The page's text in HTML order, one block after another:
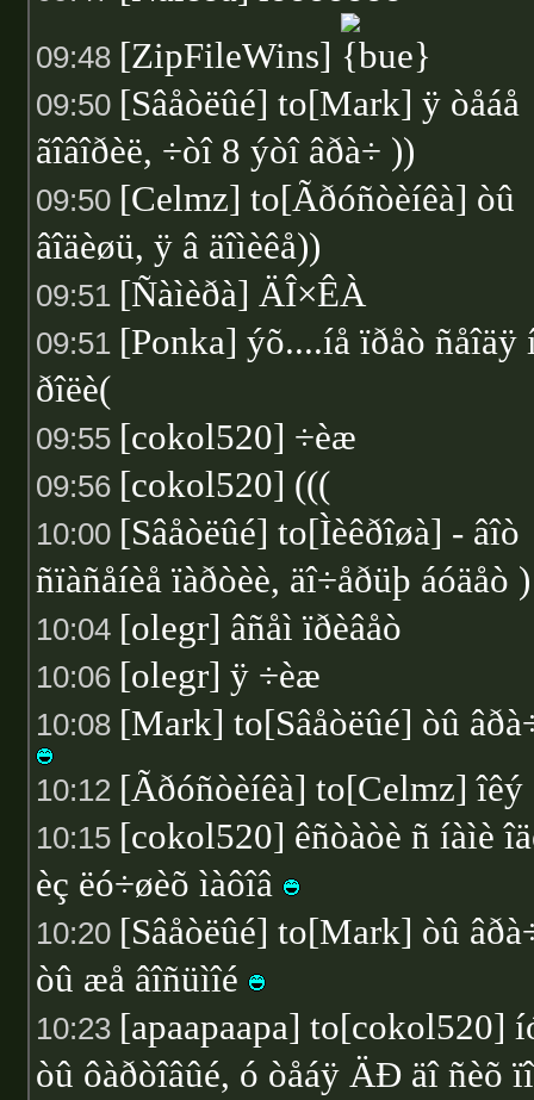
09:48 [ZipFileWins]
09:50 [Sâåòëûé] to[Mark] ÿ òåáå
ãîâîðèë, ÷òî 8 ýòî âðà÷ ))
09:50 [Celmz] to[Ãðóñòèíêà] òû
âîäèøü, ÿ â äîìèêå))
09:51 [Ñàìèðà] ÄÎ×ÊÀ
09:51 [Ponka] ýõ....íå ïðåò ñåîäÿ
ðîëè(
09:55 [cokol520] ÷èæ
09:56 [cokol520] (((
10:00 [Sâåòëûé] to[Ìèêðîøà] - âîò
ñïàñåíèå ïàðòèè, äî÷åðüþ áóäåò )
10:04 [olegr] âñåì ïðèâåò
10:06 [olegr] ÿ ÷èæ
10:08 [Mark] to[Sâåòëûé] òû
10:12 [Ãðóñòèíêà] to[Celmz] îêý
10:15 [cokol520] êñòàòè ñ íàìè
èç ëó÷øèõ ìàôîâ
10:20 [Sâåòëûé] to[Mark] òû
òû æå âîñüìîé
10:23 [apaapaapa] to[cokol520]
òû ôàðòîâûé, ó òåáÿ ÄÐ äî ñèõ